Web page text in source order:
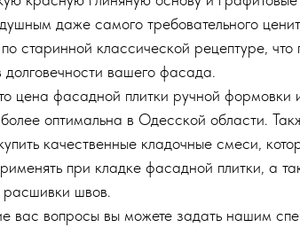
даже самого требовательного
старинной классической рецептуре, что
вашего фасада.
цена фасадной плитки ручной формовки
оптимальна в Одесской области.
качественные кладочные смеси,
при кладке фасадной плитки, а
расшивки швов.
вас вопросы вы можете задать нашим